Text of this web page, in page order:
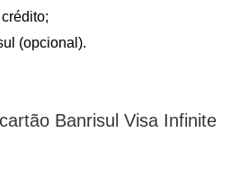
(opcional).
Banrisul Visa Infinite